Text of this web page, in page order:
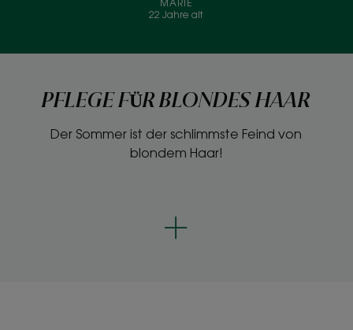
MARIE
22 Jahre alt
PFLEGE FÜR BLONDES HAAR
Der Sommer ist der schlimmste Feind von
blondem Haar!